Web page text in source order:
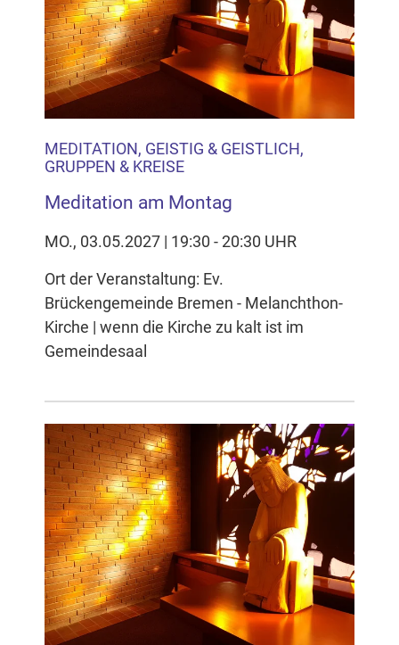
MEDITATION, GEISTIG & GEISTLICH,
GRUPPEN & KREISE
Meditation am Montag
MO., 03.05.2027 | 19:30 - 20:30 UHR
Ort der Veranstaltung: Ev.
Brückengemeinde Bremen - Melanchthon-
Kirche | wenn die Kirche zu kalt ist im
Gemeindesaal